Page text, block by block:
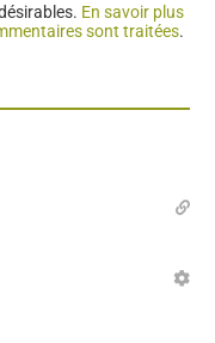
En savoir plus
sont traitées.